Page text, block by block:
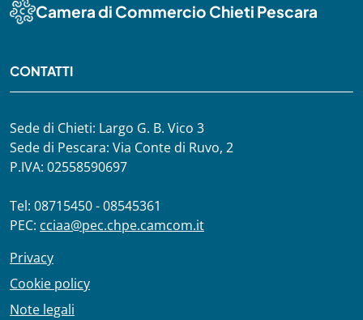
Camera di Commercio Chieti Pescara
CONTATTI
Sede di Chieti: Largo G. B. Vico 3
Sede di Pescara: Via Conte di Ruvo, 2
P.IVA: 02558590697
Tel: 08715450 - 08545361
PEC: cciaa@pec.chpe.camcom.it
Privacy
Cookie policy
Note legali